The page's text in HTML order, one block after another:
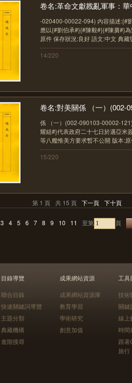
卷名:革命文獻戡亂軍事：華
-020400-00022-094) 內容描述:{#
應以{#劉伯承#}{#陳毅#}{#陳賡#}
原件 保存狀況:良好 語文:中文 典藏
14/220
卷名:對美關係 （一）(002-
係 （一）(002-090103-00002-
耀組#}代表政府二十七日於邁亞米
等八艦惟美方要求暫不公開 版本:
15/220
第 1 頁 共 15 頁 下一頁 下十頁
3 4 5 6 7 8 9 10 11 至第 頁
目錄導覽
聯合目錄
快速關鍵詞導覽
主題分類
典藏機構
進階搜尋
成果網站資源
成果網站資源庫
教育學習
學術研究
創意加值
工具
技術
關鍵
線上
時間
跟
旅行